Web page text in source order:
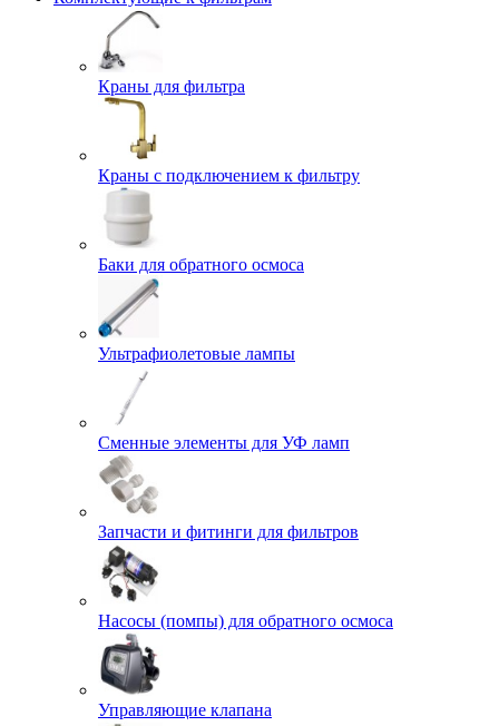
Краны для фильтра
Краны с подключением к фильтру
Баки для обратного осмоса
Ультрафиолетовые лампы
Сменные элементы для УФ ламп
Запчасти и фитинги для фильтров
Насосы (помпы) для обратного осмоса
Управляющие клапана